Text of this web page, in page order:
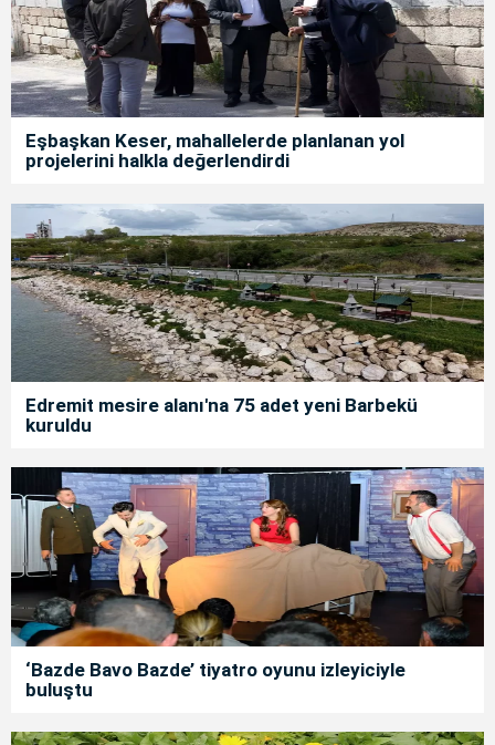
Eşbaşkan Keser, mahallelerde planlanan yol
projelerini halkla değerlendirdi
Edremit mesire alanı'na 75 adet yeni Barbekü
kuruldu
‘Bazde Bavo Bazde’ tiyatro oyunu izleyiciyle
buluştu